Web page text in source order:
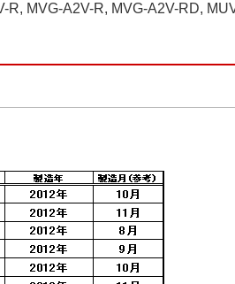
MVG-A2V-R, MVG-A2V-RD,